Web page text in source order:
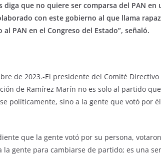
diga que no quiere ser comparsa del PAN en
con este gobierno al que llama
PAN en el Congreso del Estado”, señaló.
de 2023.-El presidente del Comité Directivo
de Ramírez Marín no es solo al partido
políticamente, sino a la gente que votó por
que la gente votó por su persona,
la gente para cambiarse de partido; es una